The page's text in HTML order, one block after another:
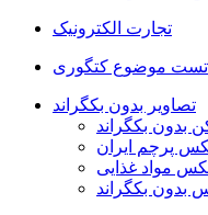
تجارت الکترونیک
تست موضوع کتگوری
تصاویر بدون بکگراند
بدون بکگراند
پرچم ایران
مواد غذایی
بدون بکگراند